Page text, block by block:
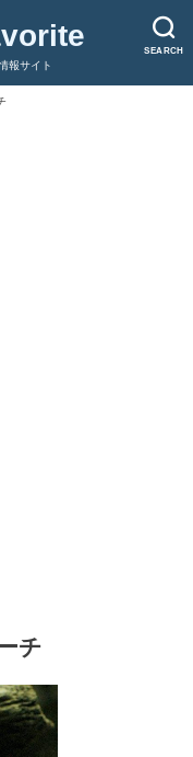
SEARCH
報サイト
チ